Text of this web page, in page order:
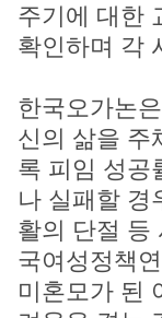
주기에 대한
확인하며 각
한국오가논
신의 삶을 주
록 피임 성공
나 실패할 경
활의 단절 등
국여성정책
미혼모가 된